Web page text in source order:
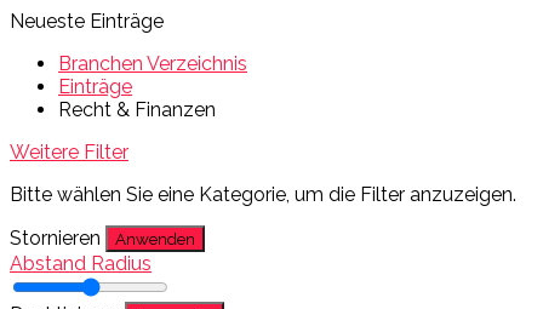
Neueste Einträge
Branchen Verzeichnis
Einträge
Recht & Finanzen
Weitere Filter
Bitte wählen Sie eine Kategorie, um die Filter anzuzeigen.
Stornieren
Anwenden
Abstand Radius